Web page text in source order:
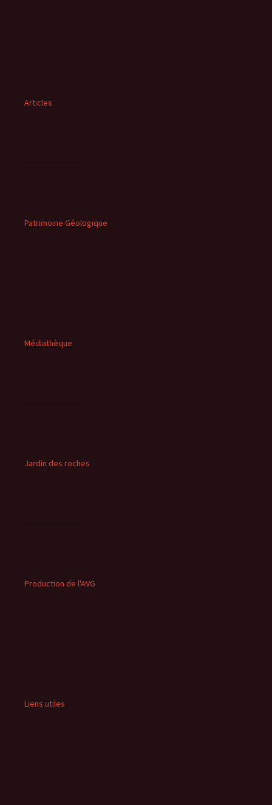
Articles
Patrimoine Géologique
Médiathèque
Jardin des roches
Production de l'AVG
Liens utiles